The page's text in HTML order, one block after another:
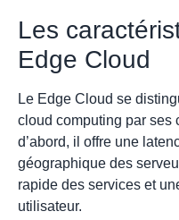
Les
Edge Cloud
Le Edge Cloud se
cloud computing par ses
d’abord, il offre une
géographique des
rapide des services et
utilisateur.